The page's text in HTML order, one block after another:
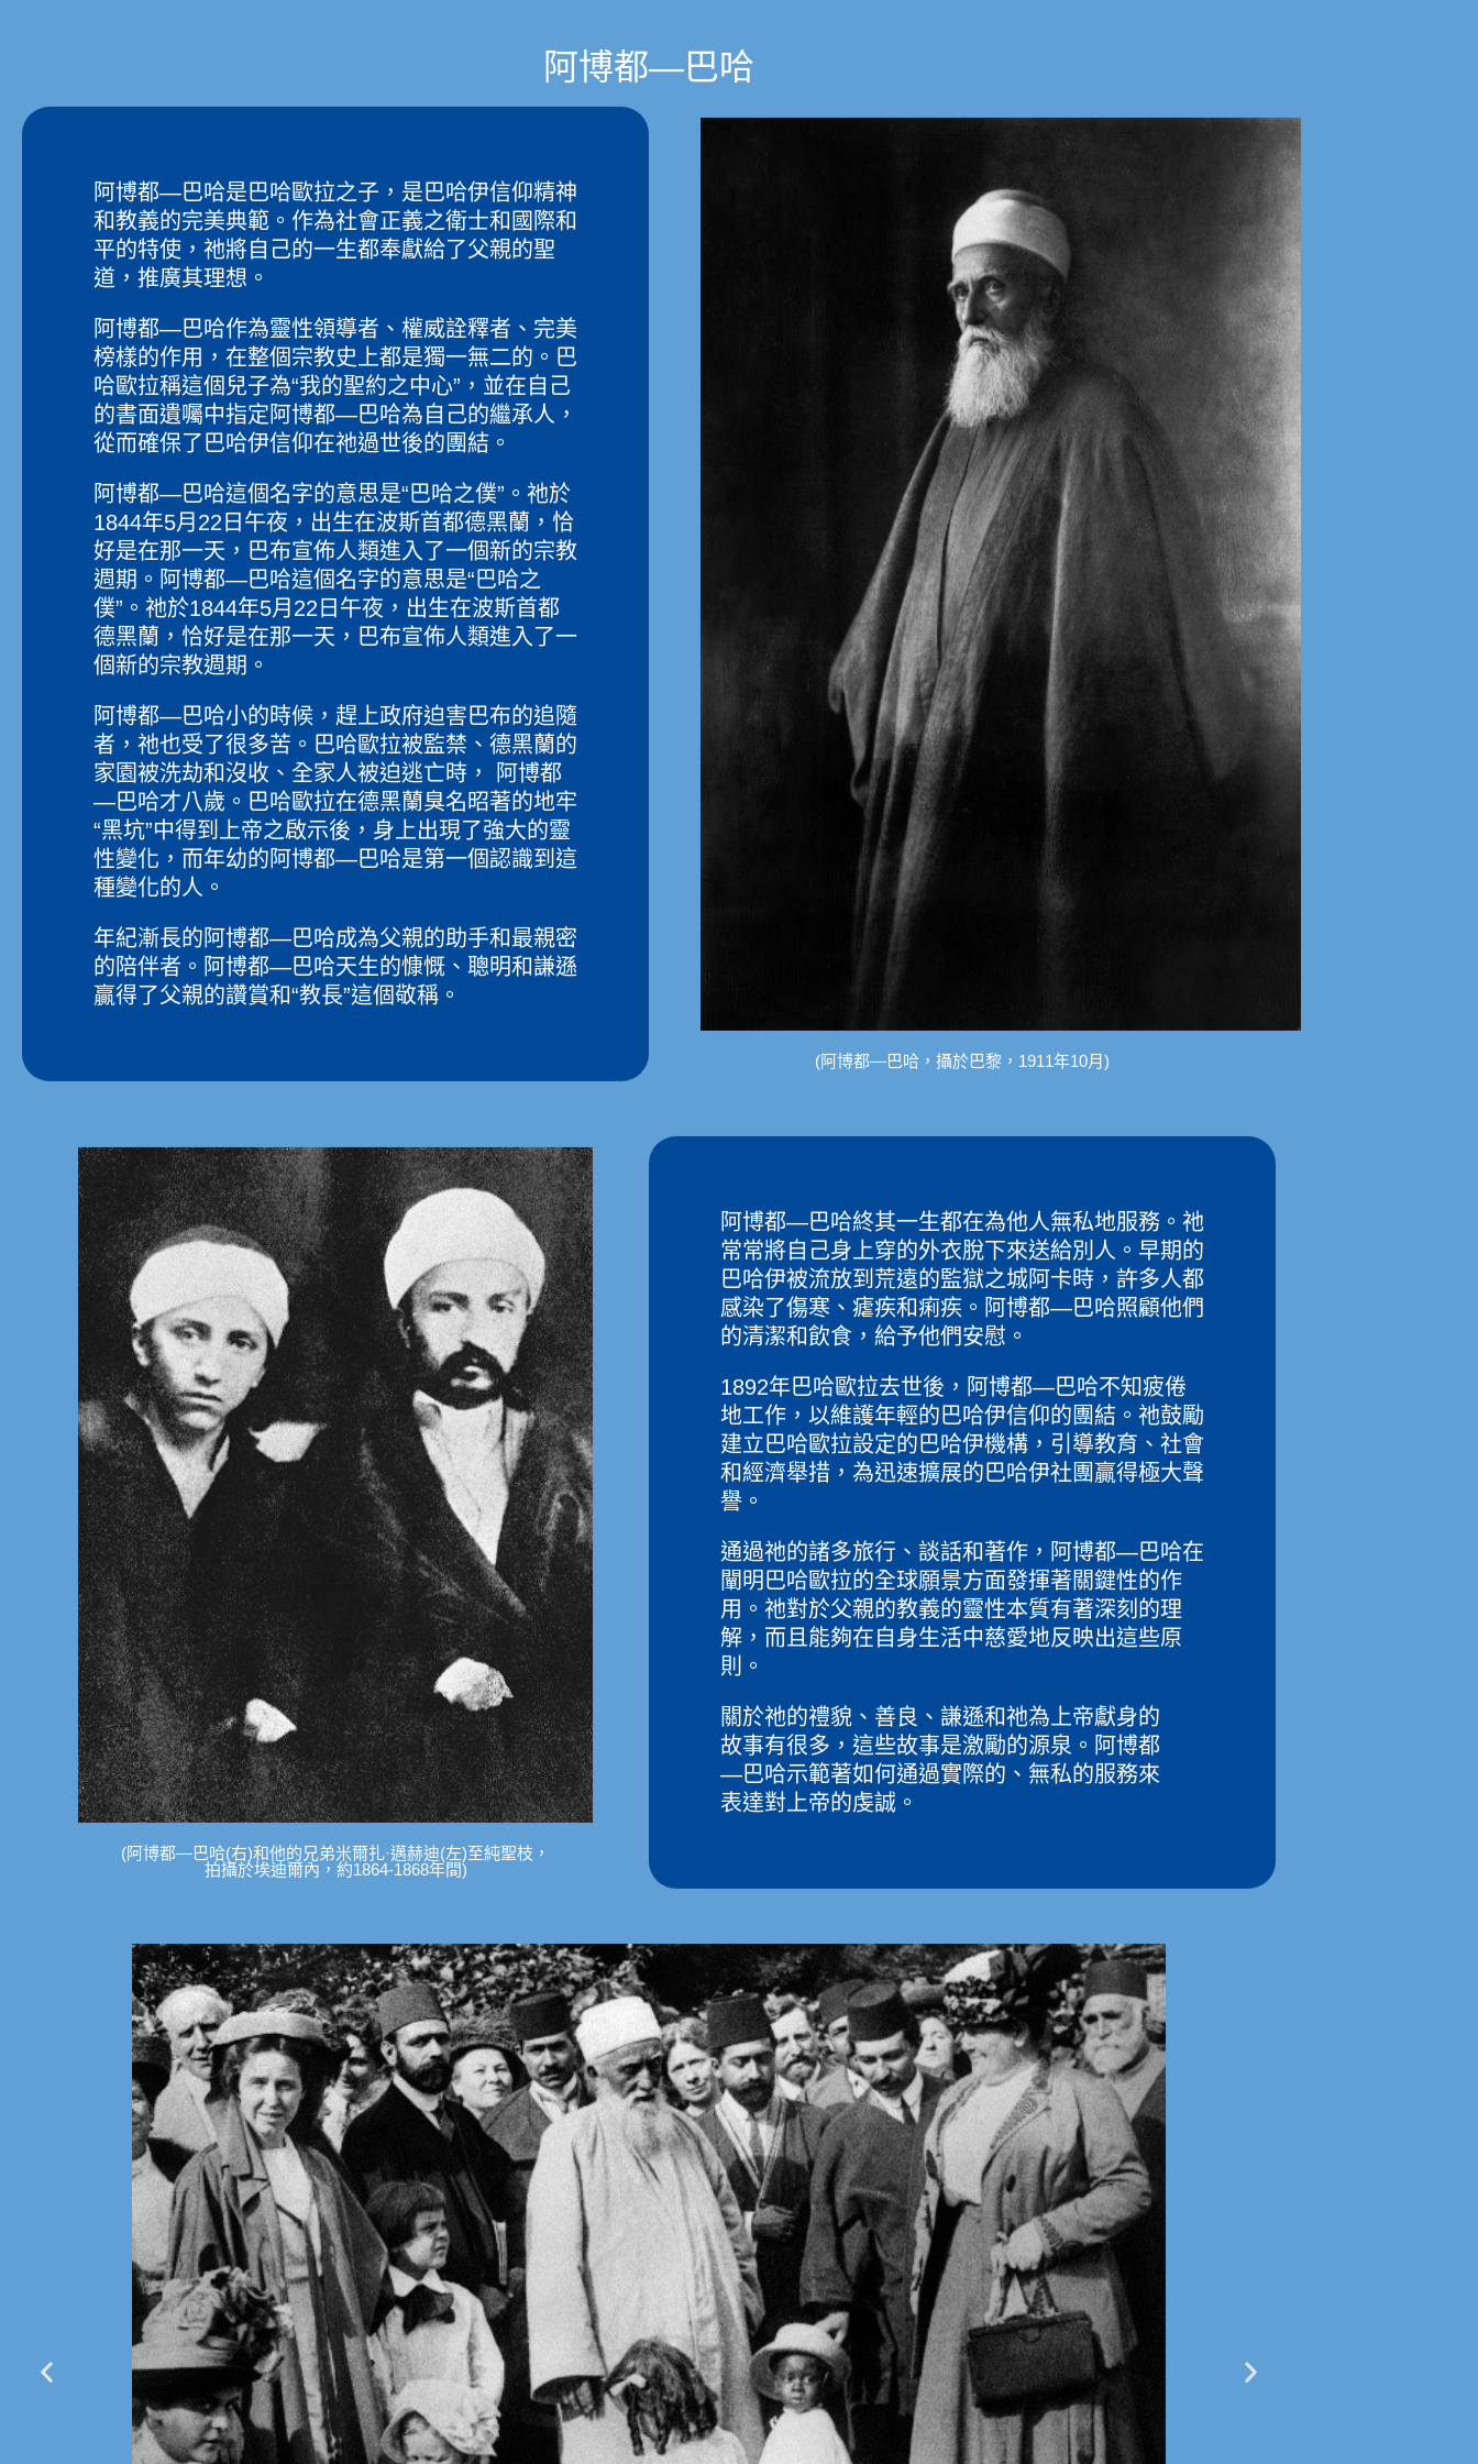
阿博都—巴哈
阿博都—巴哈是巴哈歐拉之子，是巴哈伊信仰精神
和教義的完美典範。作為社會正義之衛士和國際和
平的特使，祂將自己的一生都奉獻給了父親的聖
道，推廣其理想。
阿博都—巴哈作為靈性領導者、權威詮釋者、完美
榜樣的作用，在整個宗教史上都是獨一無二的。巴
哈歐拉稱這個兒子為“我的聖約之中心”，並在自己
的書面遺囑中指定阿博都—巴哈為自己的繼承人，
從而確保了巴哈伊信仰在祂過世後的團結。
阿博都—巴哈這個名字的意思是“巴哈之僕”。祂於
1844年5月22日午夜，出生在波斯首都德黑蘭，恰
好是在那一天，巴布宣佈人類進入了一個新的宗教
週期。阿博都—巴哈這個名字的意思是“巴哈之
僕”。祂於1844年5月22日午夜，出生在波斯首都
德黑蘭，恰好是在那一天，巴布宣佈人類進入了一
個新的宗教週期。
阿博都—巴哈小的時候，趕上政府迫害巴布的追隨
者，祂也受了很多苦。巴哈歐拉被監禁、德黑蘭的
家園被洗劫和沒收、全家人被迫逃亡時， 阿博都
—巴哈才八歲。巴哈歐拉在德黑蘭臭名昭著的地牢
“黑坑”中得到上帝之啟示後，身上出現了強大的靈
性變化，而年幼的阿博都—巴哈是第一個認識到這
種變化的人。
年紀漸長的阿博都—巴哈成為父親的助手和最親密
的陪伴者。阿博都—巴哈天生的慷慨、聰明和謙遜
贏得了父親的讚賞和“教長”這個敬稱。
(阿博都—巴哈，攝於巴黎，1911年10月)
(阿博都—巴哈(右)和他的兄弟米爾扎·邁赫迪(左)至純聖枝，
拍攝於埃迪爾內，約1864-1868年間)
阿博都—巴哈終其一生都在為他人無私地服務。祂
常常將自己身上穿的外衣脫下來送給別人。早期的
巴哈伊被流放到荒遠的監獄之城阿卡時，許多人都
感染了傷寒、瘧疾和痢疾。阿博都—巴哈照顧他們
的清潔和飲食，給予他們安慰。
1892年巴哈歐拉去世後，阿博都—巴哈不知疲倦
地工作，以維護年輕的巴哈伊信仰的團結。祂鼓勵
建立巴哈歐拉設定的巴哈伊機構，引導教育、社會
和經濟舉措，為迅速擴展的巴哈伊社團贏得極大聲
譽。
通過祂的諸多旅行、談話和著作，阿博都—巴哈在
闡明巴哈歐拉的全球願景方面發揮著關鍵性的作
用。祂對於父親的教義的靈性本質有著深刻的理
解，而且能夠在自身生活中慈愛地反映出這些原
則。
關於祂的禮貌、善良、謙遜和祂為上帝獻身的
故事有很多，這些故事是激勵的源泉。阿博都
—巴哈示範著如何通過實際的、無私的服務來
表達對上帝的虔誠。